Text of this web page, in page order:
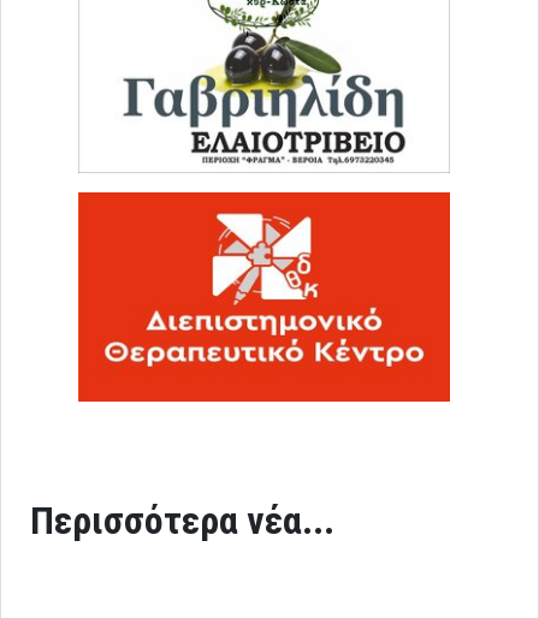
Περισσότερα νέα...